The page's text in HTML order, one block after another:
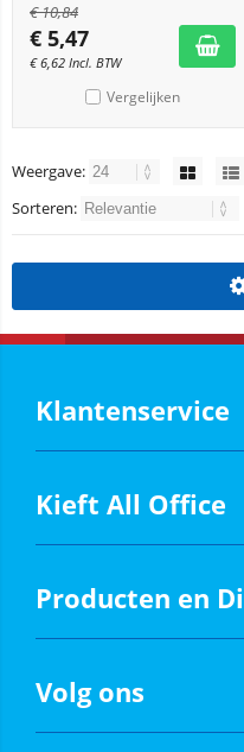
€10,84
€ 5,47
€6,62 Incl. BTW
Vergelijken
Weergave:
Sorteren:
Klantenservice
Kieft All Office
Producten en
Volg ons